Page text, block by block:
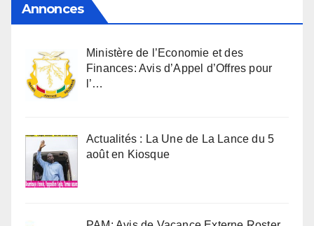
Annonces
Ministère de l’Economie et des
Finances: Avis d’Appel d’Offres pour
l’…
Actualités : La Une de La Lance du 5
août en Kiosque